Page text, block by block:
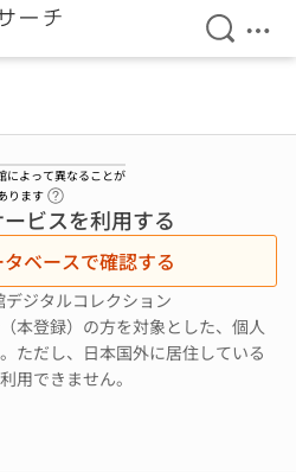
検索を
メ
によって異なることが
ります
ビスを利用する
ベースで確認する
ジタルコレクション
本登録）の方を対象とした、個人
ただし、日本国外に居住している
用できません。